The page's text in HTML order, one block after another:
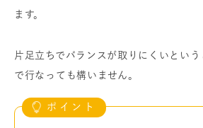
ます。
片足立ちでバランスが取りにくいとい
で行なっても構いません。